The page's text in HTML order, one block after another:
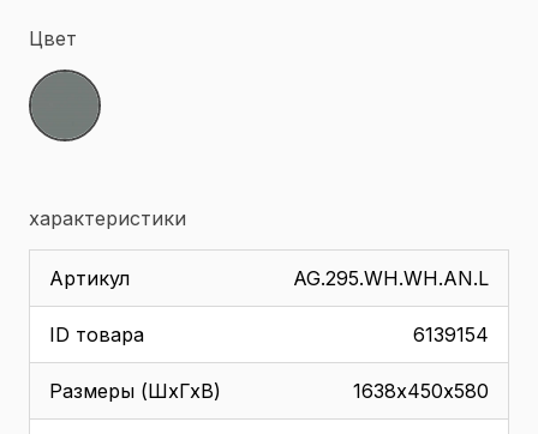
Цвет
характеристики
Артикул AG.295.WH.WH.AN.L
ID товара 6139154
Размеры (ШхГхВ) 1638х450х580